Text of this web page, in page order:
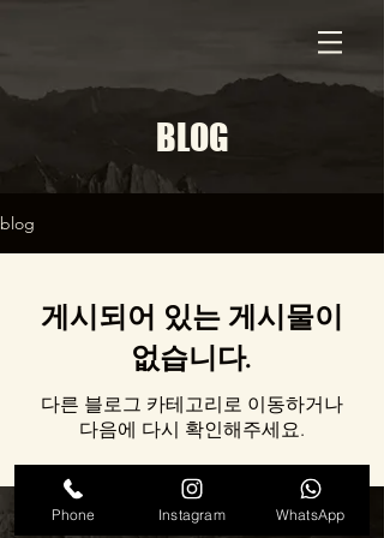
BLOG
blog
게시되어 있는 게시물이
없습니다.
다른 블로그 카테고리로 이동하거나
다음에 다시 확인해주세요.
Phone Instagram WhatsApp